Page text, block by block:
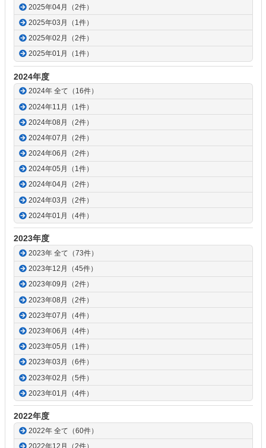
2025年04月（2件）
2025年03月（1件）
2025年02月（2件）
2025年01月（1件）
2024年度
2024年 全て（16件）
2024年11月（1件）
2024年08月（2件）
2024年07月（2件）
2024年06月（2件）
2024年05月（1件）
2024年04月（2件）
2024年03月（2件）
2024年01月（4件）
2023年度
2023年 全て（73件）
2023年12月（45件）
2023年09月（2件）
2023年08月（2件）
2023年07月（4件）
2023年06月（4件）
2023年05月（1件）
2023年03月（6件）
2023年02月（5件）
2023年01月（4件）
2022年度
2022年 全て（60件）
2022年12月（2件）